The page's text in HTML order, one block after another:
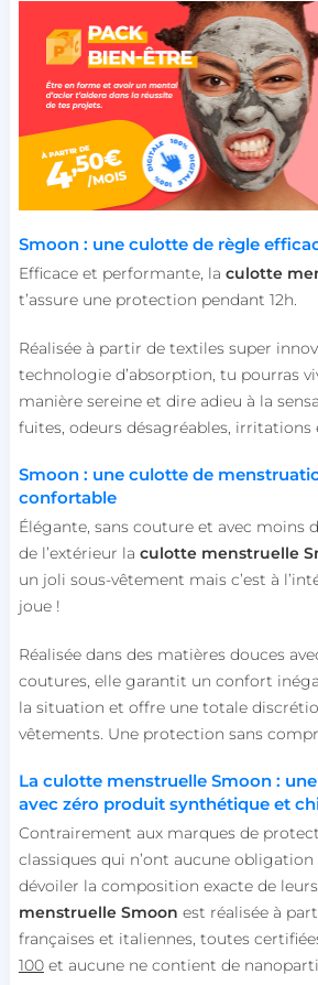
Smoon : une culotte de règle
Efficace et performante, la culotte
t’assure une protection pendant 12h.
Réalisée à partir de textiles super
technologie d’absorption, tu pourras
manière sereine et dire adieu à la
fuites, odeurs désagréables, irritations
Smoon : une culotte de
confortable
Élégante, sans couture et avec moins
de l’extérieur la culotte menstruelle
un joli sous-vêtement mais c’est à
joue !
Réalisée dans des matières douces
coutures, elle garantit un confort
la situation et offre une totale
vêtements. Une protection sans
La culotte menstruelle Smoon :
avec zéro produit synthétique et
Contrairement aux marques de
classiques qui n’ont aucune
dévoiler la composition exacte de
menstruelle Smoon est réalisée à
françaises et italiennes, toutes
100et aucune ne contient de